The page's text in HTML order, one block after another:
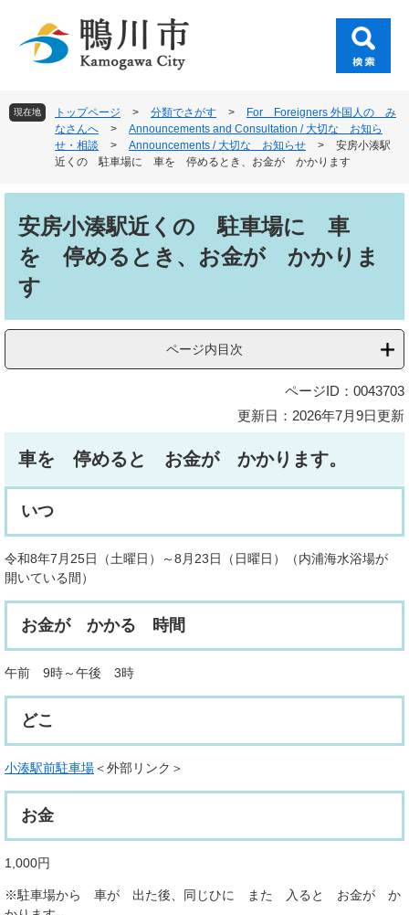
頭
で
飛
ば
現在地 トップページ > 分類でさがす >
For Foreigners 外国人の み
なさんへ
>
Announcements and Consultation / 大切な お知ら
せ・相談
> Announcements / 大切な お知らせ >
安房小湊駅
近くの 駐車場に 車を 停めるとき、お金が かかります
安房小湊駅近くの 駐車場に 車
を 停めるとき、お金が かかりま
す
ページ内目次
ページID：0043703
更新日：2026年7月9日更新
車を 停めると お金が かかります。
いつ
令和8年7月25日（土曜日）～8月23日（日曜日）（内浦海水浴場が
開いている間）
お金が かかる 時間
午前 9時～午後 3時
どこ
小湊駅前駐車場＜外部リンク＞
お金
1,000円
※駐車場から 車が 出た後、同じひに また 入ると お金が か